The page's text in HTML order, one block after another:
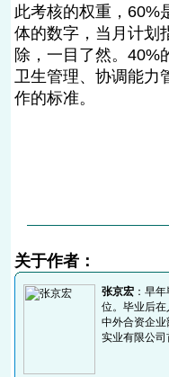
此考核的权重，60%
体的数字，当月计划
除，一目了然。40%
卫生管理、协调能力
作的标准。
关于作者：
张京宏 ：早
位。毕业后
中外合资企
实业有限公